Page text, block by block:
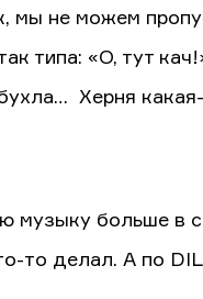
мы не можем
типа: «О, тут
Херня
музыку больше в
то делал. А по